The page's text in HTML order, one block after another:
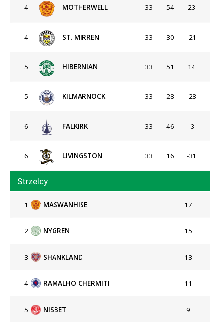
4 MOTHERWELL 33 54 23
4 ST. MIRREN 33 30 -21
5 HIBERNIAN 33 51 14
5 KILMARNOCK 33 28 -28
6 FALKIRK 33 46 -3
6 LIVINGSTON 33 16 -31
Strzelcy
1 MASWANHISE 17
2 NYGREN 15
3 SHANKLAND 13
4 RAMALHO CHERMITI 11
5 NISBET 9